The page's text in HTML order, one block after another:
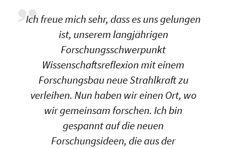
Ich freue mich sehr, dass es uns gelungen
ist, unserem langjährigen
Forschungsschwerpunkt
Wissenschaftsreflexion mit einem
Forschungsbau neue Strahlkraft zu
verleihen. Nun haben wir einen Ort, wo
wir gemeinsam forschen. Ich bin
gespannt auf die neuen
Forschungsideen, die aus der